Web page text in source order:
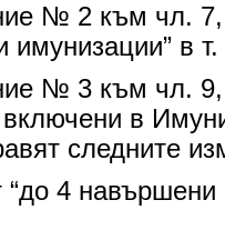
№ 2 към чл. 7,
имунизации” в
№ 3 към чл. 9,
включени в
следните
“до 4